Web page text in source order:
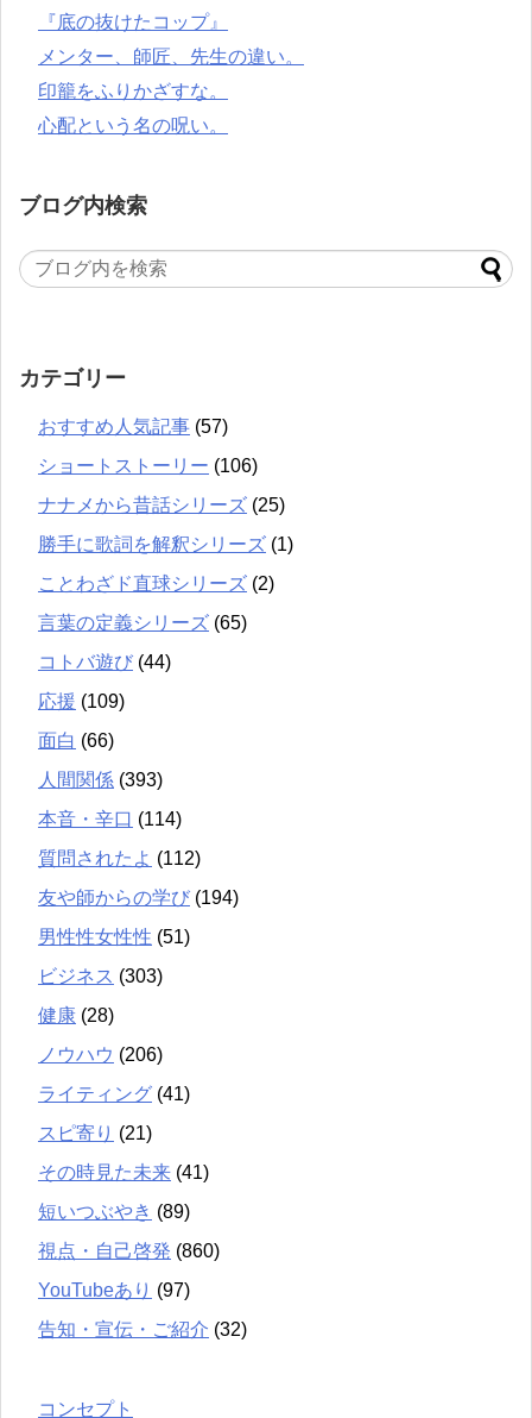
『底の抜けたコップ』
メンター、師匠、先生の違い。
印籠をふりかざすな。
心配という名の呪い。
ブログ内検索
カテゴリー
おすすめ人気記事 (57)
ショートストーリー (106)
ナナメから昔話シリーズ (25)
勝手に歌詞を解釈シリーズ (1)
ことわざド直球シリーズ (2)
言葉の定義シリーズ (65)
コトバ遊び (44)
応援 (109)
面白 (66)
人間関係 (393)
本音・辛口 (114)
質問されたよ (112)
友や師からの学び (194)
男性性女性性 (51)
ビジネス (303)
健康 (28)
ノウハウ (206)
ライティング (41)
スピ寄り (21)
その時見た未来 (41)
短いつぶやき (89)
視点・自己啓発 (860)
YouTubeあり (97)
告知・宣伝・ご紹介 (32)
コンセプト